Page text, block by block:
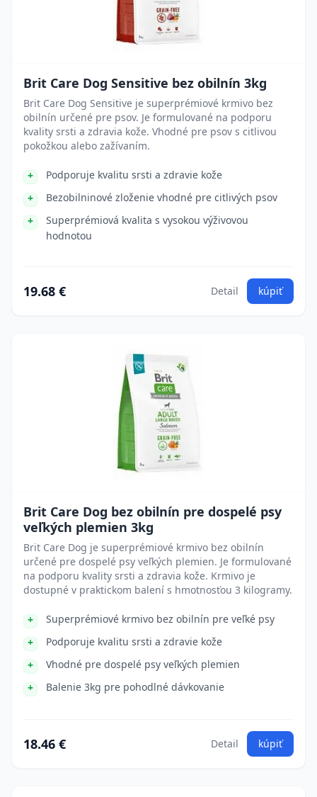
Brit Care Dog Sensitive bez obilnín 3kg
Brit Care Dog Sensitive je superprémiové krmivo bez
obilnín určené pre psov. Je formulované na podporu
kvality srsti a zdravia kože. Vhodné pre psov s citlivou
pokožkou alebo zažívaním.
Podporuje kvalitu srsti a zdravie kože
Bezobilninové zloženie vhodné pre citlivých psov
Superprémiová kvalita s vysokou výživovou
hodnotou
19.68 € Detail kúpiť
Brit Care Dog bez obilnín pre dospelé psy
veľkých plemien 3kg
Brit Care Dog je superprémiové krmivo bez obilnín
určené pre dospelé psy veľkých plemien. Je formulované
na podporu kvality srsti a zdravia kože. Krmivo je
dostupné v praktickom balení s hmotnosťou 3 kilogramy.
Superprémiové krmivo bez obilnín pre veľké psy
Podporuje kvalitu srsti a zdravie kože
Vhodné pre dospelé psy veľkých plemien
Balenie 3kg pre pohodlné dávkovanie
18.46 € Detail kúpiť